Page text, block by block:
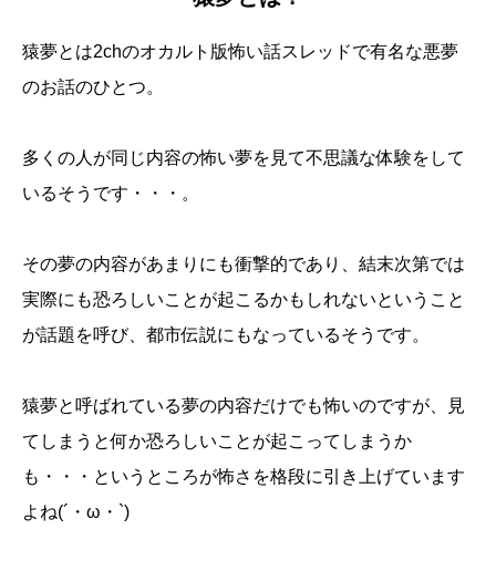
猿夢とは2chのオカルト版怖い話スレッドで有名な悪夢
のお話のひとつ。
多くの人が同じ内容の怖い夢を見て不思議な体験をして
いるそうです・・・。
その夢の内容があまりにも衝撃的であり、結末次第では
実際にも恐ろしいことが起こるかもしれないということ
が話題を呼び、都市伝説にもなっているそうです。
猿夢と呼ばれている夢の内容だけでも怖いのですが、見
てしまうと何か恐ろしいことが起こってしまうか
も・・・というところが怖さを格段に引き上げています
よね(´・ω・`)